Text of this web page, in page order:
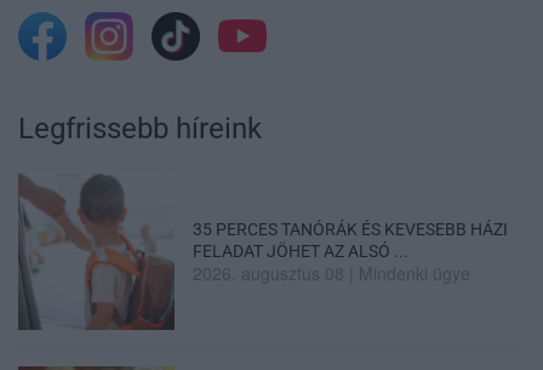
Legfrissebb híreink
35 PERCES TANÓRÁK ÉS KEVESEBB HÁZI
FELADAT JÖHET AZ ALSÓ ...
2026. augusztus 08 Mindenki ügye